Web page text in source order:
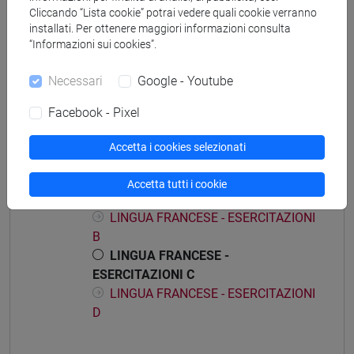
percorso comune
LINGUA FRANCESE - ESAME
LINGUA FRANCESE - ESERCITAZIONI
LINGUA FRANCESE - ESERCITAZIONI
A
LINGUA FRANCESE - ESERCITAZIONI
B
LINGUA FRANCESE -
ESERCITAZIONI C
LINGUA FRANCESE - ESERCITAZIONI
D
Cliccando “Lista cookie” potrai vedere quali cookie verranno
installati. Per ottenere maggiori informazioni consulta
“Informazioni sui cookies”.
Necessari Google - Youtube
Facebook - Pixel
Accetta i cookies selezionati
Accetta tutti i cookie